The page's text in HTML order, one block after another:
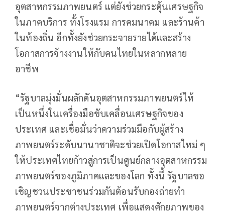
อุตสาหกรรมภาพยนตร์ แต่ยังช่วยกระตุ้นเศรษฐกิจ
ในภาคบริการ ทั้งโรงแรม การคมนาคม และร้านค้า
ในท้องถิ่น อีกทั้งยังช่วยกระจายรายได้และสร้าง
โอกาสการจ้างงานให้กับคนไทยในหลากหลาย
อาชีพ
“รัฐบาลมุ่งมั่นผลักดันอุตสาหกรรมภาพยนตร์ให้
เป็นหนึ่งในเครื่องมือขับเคลื่อนเศรษฐกิจของ
ประเทศ และเชื่อมั่นว่าความร่วมมือกับผู้สร้าง
ภาพยนตร์ระดับนานาชาติจะช่วยเปิดโอกาสใหม่ ๆ
ให้ประเทศไทยก้าวสู่การเป็นศูนย์กลางอุตสาหกรรม
ภาพยนตร์ของภูมิภาคและของโลก ทั้งนี้ รัฐบาลขอ
เชิญชวนประชาชนร่วมกันต้อนรับกองถ่ายทำ
ภาพยนตร์จากต่างประเทศ เพื่อแสดงศักยภาพของ